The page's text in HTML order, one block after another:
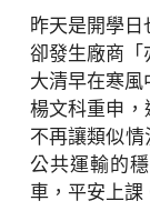
昨天是開學日
卻發生廠商「
大清早在寒風
楊文科重申
不再讓類似
公共運輸的
車，平安上課